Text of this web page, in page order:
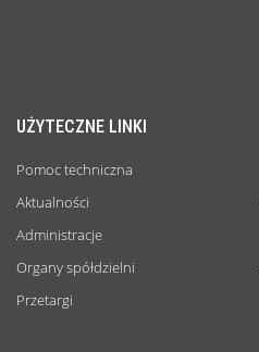
UŻYTECZNE LINKI
Pomoc techniczna
Aktualności
Administracje
Organy spółdzielni
Przetargi